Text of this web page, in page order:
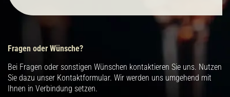
Fragen oder Wünsche?
Bei Fragen oder sonstigen Wünschen kontaktieren Sie uns. Nutzen
Sie dazu unser Kontaktformular. Wir werden uns umgehend mit
Ihnen in Verbindung setzen.